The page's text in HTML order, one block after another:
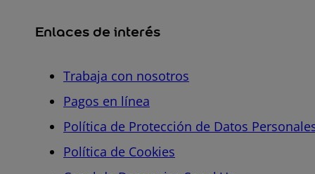
Enlaces de interés
Trabaja con nosotros
Pagos en línea
Política de Protección de Datos
Política de Cookies